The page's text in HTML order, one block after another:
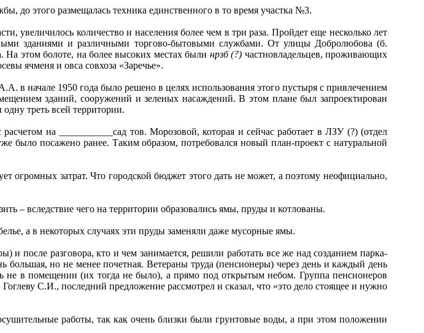
этого размещалась техника единственного в то время участка №3.
увеличилось количество и населения более чем в три раза. Пройдет еще несколько лет
зданиями и различными торгово-бытовыми службами. От улицы Добролюбова (б.
этом болоте, на более высоких местах были нрзб (?) частновладельцев, проживающих
ячменя и овса совхоза «Заречье».
начале 1950 года было решено в целях использования этого пустыря с привлечением
зданий, сооружений и зеленых насаждений. В этом плане был запроектирован
треть всей территории.
на ___________сад тов. Морозовой, которая и сейчас работает в ЛЗУ (?) (отдел
было посажено ранее. Таким образом, потребовался новый план-проект с натуральной
огромных затрат. Что городской бюджет этого дать не может, а поэтому неофициально,
– вследствие чего на территории образовались ямы, пруды и котлованы.
а в некоторых случаях эти пруды заменяли даже мусорные ямы.
после разговора, кто и чем занимается, решили работать все же над созданием парка-
большая, но не менее почетная. Ветераны труда (пенсионеры) через день и каждый день
не в помещении (их тогда не было), а прямо под открытым небом. Группа пенсионеров
С.И., последний предложение рассмотрел и сказал, что «это дело стоящее и нужно
работы, так как очень близки были грунтовые воды, а при этом положении